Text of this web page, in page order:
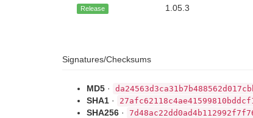
Release 1.05.3
Signatures/Checksums
MD5 ·
SHA1 ·
SHA256 ·